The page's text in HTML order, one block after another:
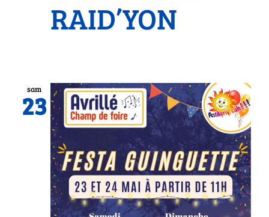
RAID’YON
sam
23